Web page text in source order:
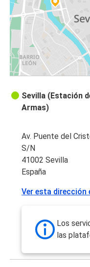
Sevilla (Estación
Armas)
Av. Puente del
S/N
41002 Sevilla
España
Ver esta dirección
Los
las